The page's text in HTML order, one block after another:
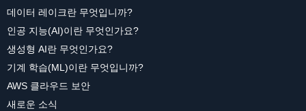
데이터 레이크란 무엇입니까?
인공 지능(AI)이란 무엇인가요?
생성형 AI란 무엇인가요?
기계 학습(ML)이란 무엇입니까?
AWS 클라우드 보안
새로운 소식